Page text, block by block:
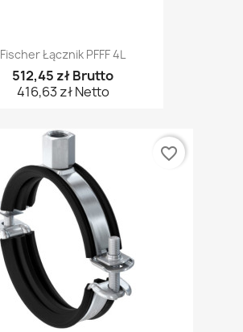
Fischer Łącznik PFFF 4L
512,45 zł Brutto
416,63 zł Netto
favorite_border